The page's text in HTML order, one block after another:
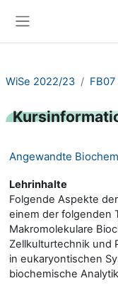
WiSe 2022/23
Angewandte
Lehrinhalte
Folgende Aspekte
einem der folgenden
Makromolekulare
Zellkulturtechnik und
in eukaryontischen
biochemische